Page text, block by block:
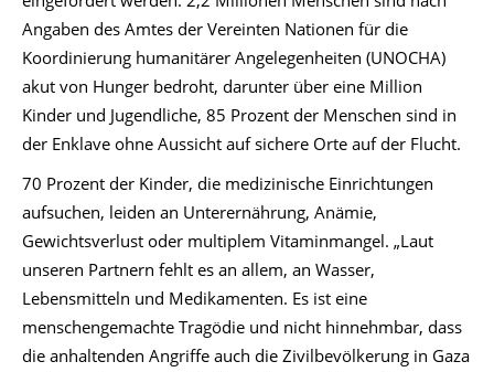
Angaben des Amtes der Vereinten Nationen für die
Koordinierung humanitärer Angelegenheiten (UNOCHA)
akut von Hunger bedroht, darunter über eine Million
Kinder und Jugendliche, 85 Prozent der Menschen sind in
der Enklave ohne Aussicht auf sichere Orte auf der Flucht.
70 Prozent der Kinder, die medizinische Einrichtungen
aufsuchen, leiden an Unterernährung, Anämie,
Gewichtsverlust oder multiplem Vitaminmangel. „Laut
unseren Partnern fehlt es an allem, an Wasser,
Lebensmitteln und Medikamenten. Es ist eine
menschengemachte Tragödie und nicht hinnehmbar, dass
die anhaltenden Angriffe auch die Zivilbevölkerung in Gaza